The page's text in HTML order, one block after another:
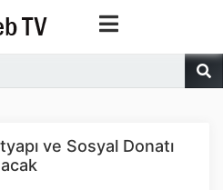
ve Sosyal Donatı